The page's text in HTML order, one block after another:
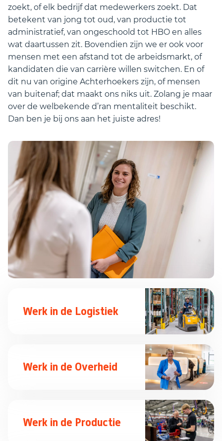
zoekt, of elk bedrijf dat medewerkers zoekt. Dat
betekent van jong tot oud, van productie tot
administratief, van ongeschoold tot HBO en alles
wat daartussen zit. Bovendien zijn we er ook voor
mensen met een afstand tot de arbeidsmarkt, of
kandidaten die van carrière willen switchen. En of
dit nu van origine Achterhoekers zijn, of mensen
van buitenaf; dat maakt ons niks uit. Zolang je maar
over de welbekende d’ran mentaliteit beschikt.
Dan ben je bij ons aan het juiste adres!
Werk in de Logistiek
Werk in de Overheid
Werk in de Productie